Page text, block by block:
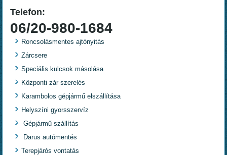
Telefon:
06/20-980-1684
Roncsolásmentes ajtónyitás
Zárcsere
Speciális kulcsok másolása
Központi zár szerelés
Karambolos gépjármű elszállítása
Helyszíni gyorsszervíz
Gépjármű szállítás
Darus autómentés
Terepjárós vontatás